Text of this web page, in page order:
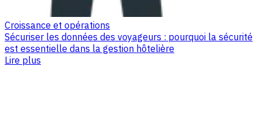
Croissance et opérations
Sécuriser les données des voyageurs : pourquoi la sécurité
est essentielle dans la gestion hôtelière
Lire plus